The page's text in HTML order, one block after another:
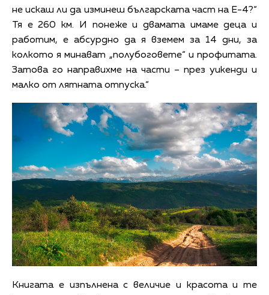
не искаш ли да изминеш българската част на Е-4?“
Тя е 260 км. И понеже и двамата имаме деца и
работим, е абсурдно да я вземем за 14 дни, за
колкото я минават „полубоговете“ и профитата.
Затова го направихме на части – през уикенди и
малко от лятната отпуска.“
Книгата е изпълнена с величие и красота и те